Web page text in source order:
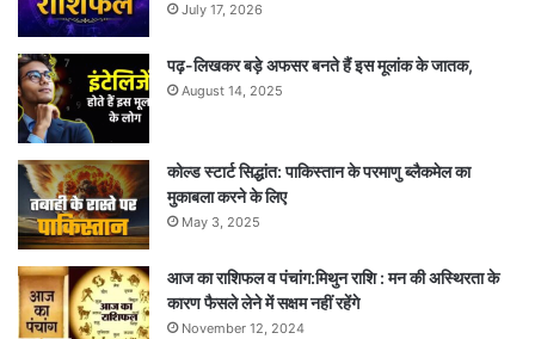
July 17, 2026
पढ़-लिखकर बड़े अफसर बनते हैं इस मूलांक के जातक,
August 14, 2025
कोल्ड स्टार्ट सिद्धांत: पाकिस्तान के परमाणु ब्लैकमेल का
मुकाबला करने के लिए
May 3, 2025
आज का राशिफल व पंचांग:मिथुन राशि : मन की अस्थिरता के
कारण फैसले लेने में सक्षम नहीं रहेंगे
November 12, 2024